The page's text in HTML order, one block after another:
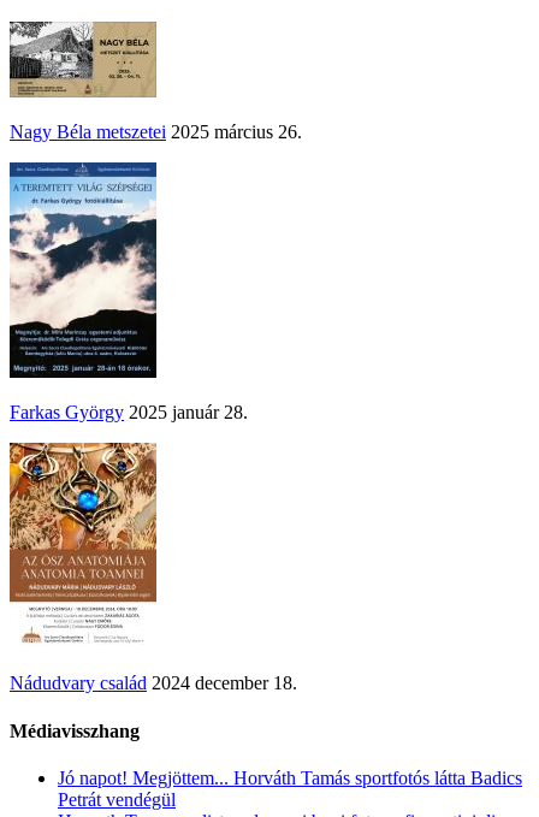
Nagy Béla metszetei 2025 március 26.
Farkas György 2025 január 28.
Nádudvary család 2024 december 18.
Médiavisszhang
Jó napot! Megjöttem... Horváth Tamás sportfotós látta Badics
Petrát vendégül